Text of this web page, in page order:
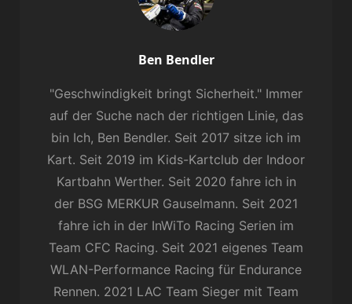
Author:
Ben Bendler
"Geschwindigkeit bringt Sicherheit." Immer
auf der Suche nach der richtigen Linie, das
bin Ich, Ben Bendler. Seit 2017 sitze ich im
Kart. Seit 2019 im Kids-Kartclub der Indoor
Kartbahn Werther. Seit 2020 fahre ich in
der BSG MERKUR Gauselmann. Seit 2021
fahre ich in der InWiTo Racing Serien im
Team CFC Racing. Seit 2021 eigenes Team
WLAN-Performance Racing für Endurance
Rennen. 2021 LAC Team Sieger mit Team